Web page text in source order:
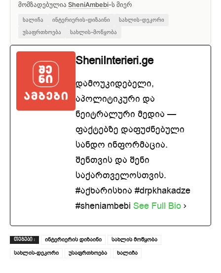
მომზადებულია SheniAmbebi-ს მიერ
ხალიჩა ინტერიერის-დიზაინი
სახლის-დეკორი
უსაფრთხოება
სახლის-მოწყობა
SheniInterieri.ge
დამოუკიდებელი,
აპოლიტიკური და
ნეიტრალური მედია —
ფაქტებზე დაფუძნებული
სანდო ინფორმაცია.
შენთვის და შენი
საქართველოსთვის.
#აქხარისხია #drpkhakadze
#sheniambebi See Full Bio
ᲗᲔᲒᲔᲑᲘ : ინტერიერის დიზაინი
სახლის მოწყობა
სახლის-დეკორი
უსაფრთხოება ხალიჩა